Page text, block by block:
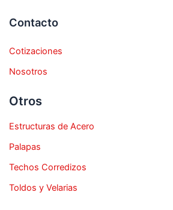
Contacto
Cotizaciones
Nosotros
Otros
Estructuras de Acero
Palapas
Techos Corredizos
Toldos y Velarias